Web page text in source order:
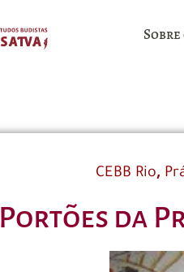
Sobre
CEBB Rio,
Portões da